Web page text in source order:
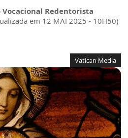
Redentorista
em 12 MAI 2025 - 10H50)
Vatican Media